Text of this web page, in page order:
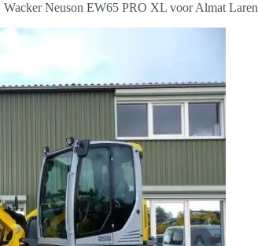
Wacker Neuson EW65 PRO XL voor Almat Laren